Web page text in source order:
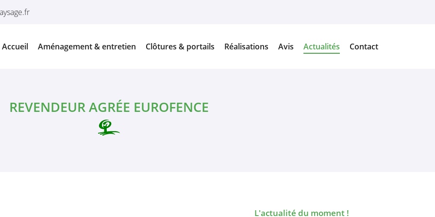
Accueil Aménagement & entretien Clôtures & portails Réalisations Avis Actualités Contact
à
REVENDEUR AGRÉE EUROFENCE
L'actualité du moment !